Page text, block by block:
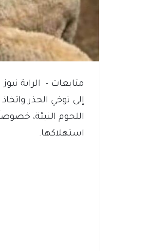
متابعات – الراية
إلى توخي الحذر
اللحوم النيئة،
استهلاكها.